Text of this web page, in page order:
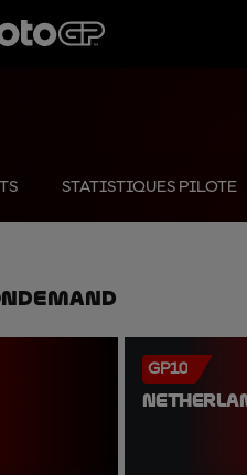
STATISTIQUES PILOTE
GP10